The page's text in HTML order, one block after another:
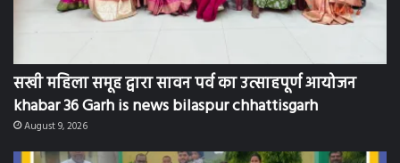
सखी महिला समूह द्वारा सावन पर्व का उत्साहपूर्ण आयोजन
khabar 36 Garh is news bilaspur chhattisgarh
August 9, 2026